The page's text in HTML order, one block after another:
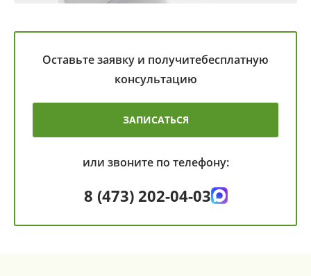
Оставьте заявку и получитебесплатную
консультацию
ЗАПИСАТЬСЯ
или звоните по телефону:
8 (473) 202-04-03